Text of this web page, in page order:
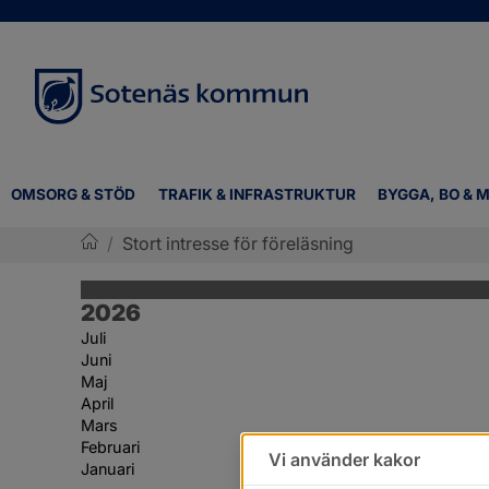
OMSORG & STÖD TRAFIK & INFRASTRUKTUR BYGGA, BO &
/ Stort intresse för föreläsning
År:
2026
Juli
Juni
Maj
April
Mars
Februari
Januari
Vi använder kakor